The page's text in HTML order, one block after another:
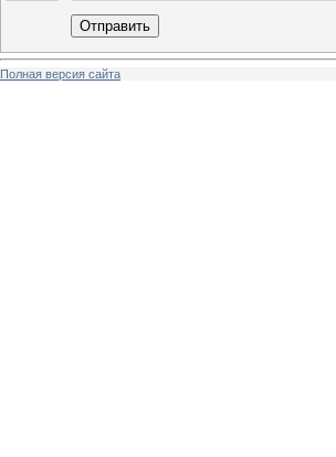
Отправить
Полная версия сайта